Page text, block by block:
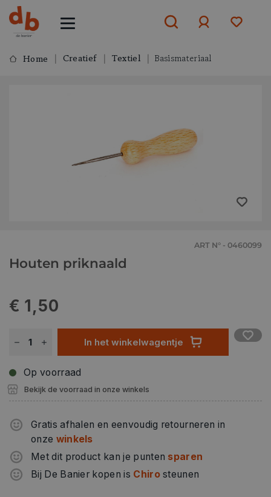
Home Creatief Textiel Basismateriaal
ART N° - 0460099
Houten priknaald
€ 1,50
In het winkelwagentje
Op voorraad
Bekijk de voorraad in onze winkels
Gratis afhalen en eenvoudig retourneren in
onze winkels
Met dit product kan je punten sparen
Bij De Banier kopen is Chirosteunen